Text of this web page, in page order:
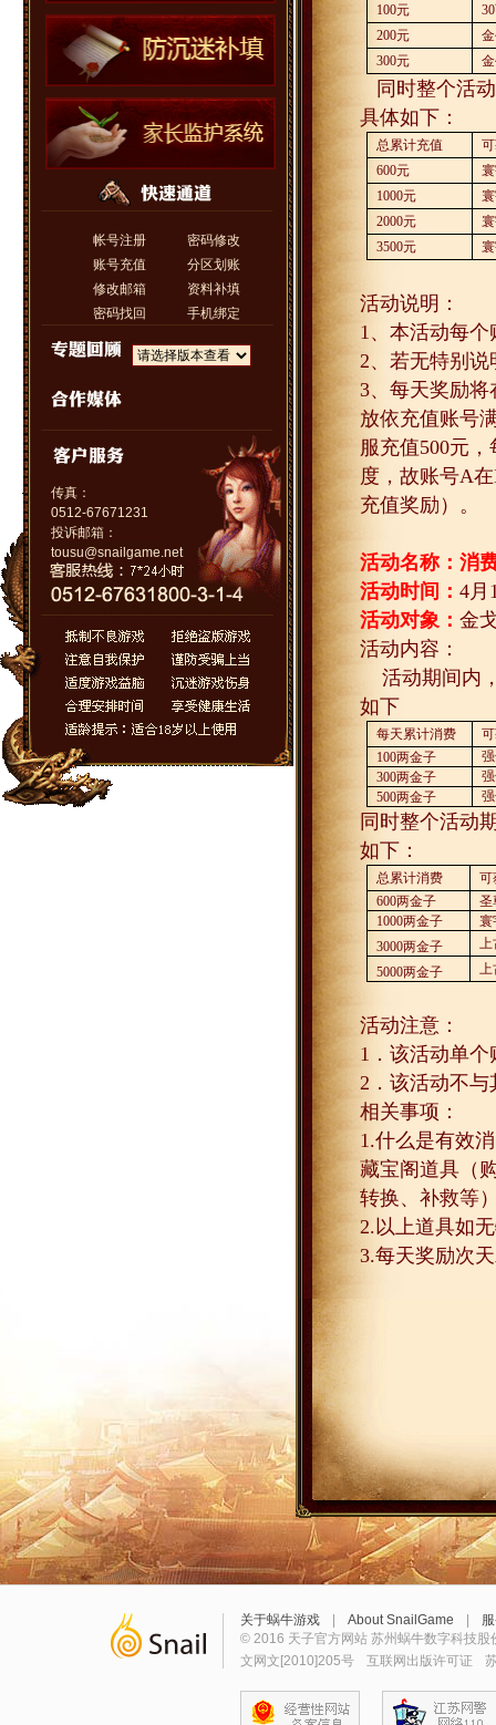
帐号注册
密码修改
账号充值
分区划账
修改邮箱
资料补填
密码找回
手机绑定
传真：
0512-67671231
投诉邮箱：
tousu@snailgame.net
100元 30
200元
300元
同时整个活
具体如下：
总累计充值
600元
1000元
2000元
3500元
活动说明：
1、本活动每
2、若无特别
3、每天奖励
放依充值账号
服充值500元，
度，故账号A在
充值奖励）。
活动名称：消
活动时间： 4月
活动对象： 金
活动内容：
活动期间内
如下
每天累计消费
100两金子
300两金子
500两金子
同时整个活动
如下：
总累计消费
可
600两金子
圣
1000两金子
寰
3000两金子
上
5000两金子 上
活动注意：
1 ．该活动单
2 ．该活动不
相关事项：
1.什么是有效
藏宝阁道具（
转换、补救等
2.以上道具如
3.每天奖励次
关于蜗牛游戏 About SnailGame
© 2016 天子官方网站 苏州蜗牛数字科技
文网文[2010]205号
互联网出版许可证